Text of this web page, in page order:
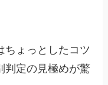
ちょっとしたコツ
判定の見極めが驚